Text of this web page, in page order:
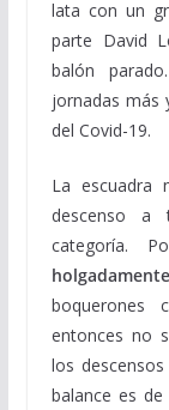
lata con un
parte David
balón
jornadas más
del Covid-19.
La escuadra
descenso a
categoría.
boquerones
entonces no
los
balance es